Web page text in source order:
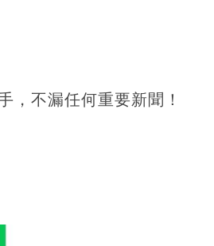
不漏任何重要新聞！